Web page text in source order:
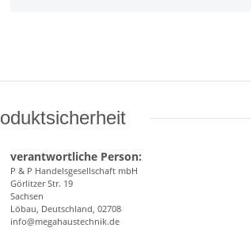
verantwortliche Person:
P & P Handelsgesellschaft mbH
Görlitzer Str. 19
Sachsen
Löbau, Deutschland, 02708
info@megahaustechnik.de